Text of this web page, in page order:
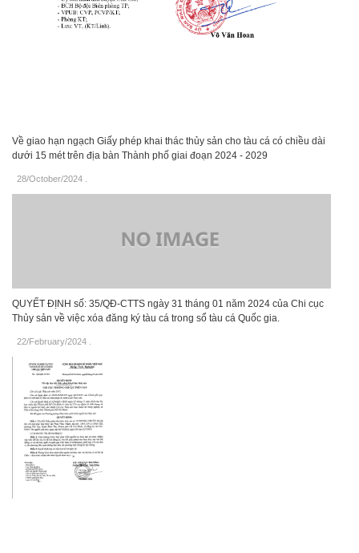
Về giao hạn ngạch Giấy phép khai thác thủy sản cho tàu cá có chiều dài
dưới 15 mét trên địa bàn Thành phố giai đoạn 2024 - 2029
28/October/2024
QUYẾT ĐỊNH số: 35/QĐ-CTTS ngày 31 tháng 01 năm 2024 của Chi cục
Thủy sản về việc xóa đăng ký tàu cá trong sổ tàu cá Quốc gia.
22/February/2024